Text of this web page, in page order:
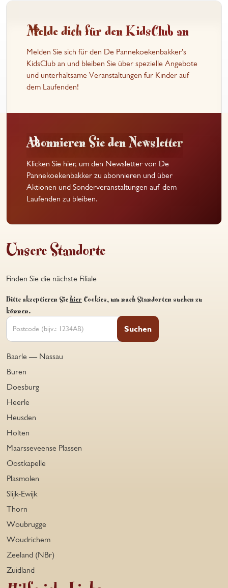
Melde dich für den KidsClub an
Melden Sie sich für den De Pannekoekenbakker's
KidsClub an und bleiben Sie über spezielle Angebote
und unterhaltsame Veranstaltungen für Kinder auf
dem Laufenden!
Abonnieren Sie den Newsletter
Klicken Sie hier, um den Newsletter von De
Pannekoekenbakker zu abonnieren und über
Aktionen und Sonderveranstaltungen auf dem
Laufenden zu bleiben.
Unsere Standorte
Finden Sie die nächste Filiale
Bitte akzeptieren Sie hier Cookies, um nach Standorten suchen zu
können.
Suchen
Baarle — Nassau
Buren
Doesburg
Heerle
Heusden
Holten
Maarsseveense Plassen
Oostkapelle
Plasmolen
Slijk-Ewijk
Thorn
Woubrugge
Woudrichem
Zeeland (NBr)
Zuidland